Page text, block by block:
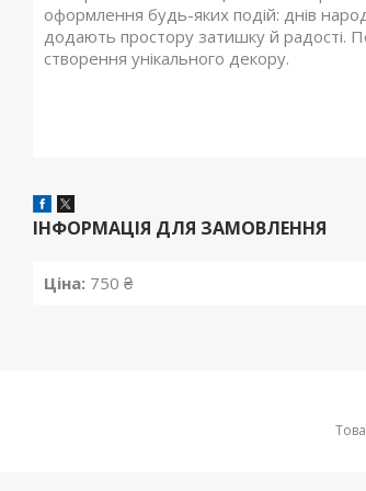
оформлення будь-яких подій: днів
додають простору затишку й радості.
створення унікального декору.
ІНФОРМАЦІЯ ДЛЯ ЗАМОВЛЕННЯ
Ціна: 750 ₴